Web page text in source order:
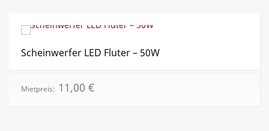
Scheinwerfer LED Fluter – 50W
Mietpreis: 11,00 €